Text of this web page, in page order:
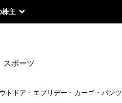
株主
スポーツ
トドア・エブリデー・カーゴ・パンツ